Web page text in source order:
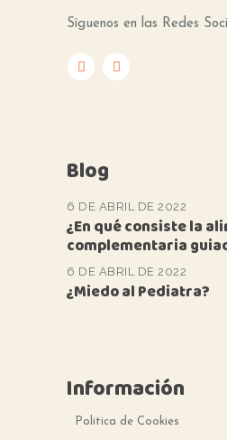
Síguenos en las Redes
Blog
6 DE ABRIL DE 2022
¿En qué consiste la
complementaria
6 DE ABRIL DE 2022
¿Miedo al Pediatra?
Información
Politica de Cookies